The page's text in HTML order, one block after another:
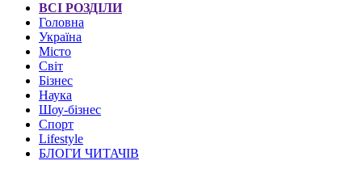
ВСІ РОЗДІЛИ
Головна
Україна
Місто
Світ
Бізнес
Наука
Шоу-бізнес
Спорт
Lifestyle
БЛОГИ ЧИТАЧІВ